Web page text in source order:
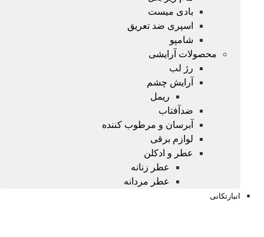
بادی میست
اسپری ضد تعریق
شامپو
محصولات آرایشی
رژ لب
آرایش چشم
ریمل
ضدآفتاب
آبرسان و مرطوب کننده
لوازم برقی
عطر و ادکلن
عطر زنانه
عطر مردانه
انبارتکانی